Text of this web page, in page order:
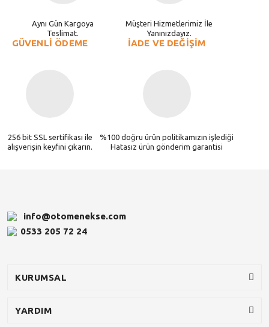
Aynı Gün Kargoya
Teslimat.
Müşteri Hizmetlerimiz İle
Yanınızdayız.
GÜVENLİ ÖDEME
256 bit SSL sertifikası ile
alışverişin keyfini çıkarın.
İADE VE DEĞİŞİM
%100 doğru ürün politikamızın işlediği
Hatasız ürün gönderim garantisi
info@otomenekse.com
0533 205 72 24
KURUMSAL
YARDIM